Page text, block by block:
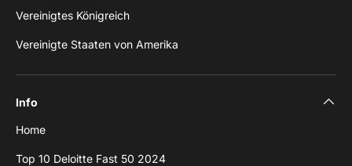
Vereinigtes Königreich
Vereinigte Staaten von Amerika
Info
Home
Top 10 Deloitte Fast 50 2024